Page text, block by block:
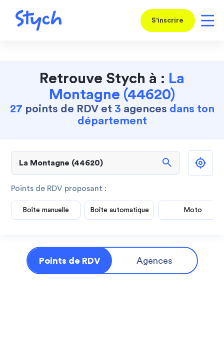
S'inscrire
Retrouve Stych à : La
Montagne (44620)
27 points de RDV et 3 agences dans ton
département
search
Points de RDV proposant :
Boîte manuelle Boîte automatique Moto
Points de RDV Agences